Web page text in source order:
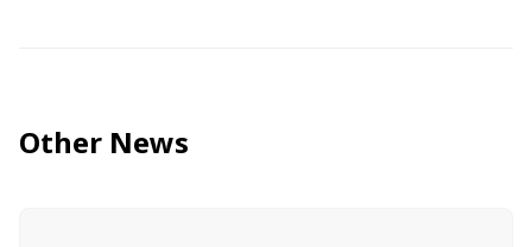
Other News